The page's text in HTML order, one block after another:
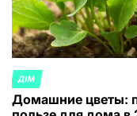
ОПУБЛИКОВАНО
В
ДІМ
Домашние цветы: